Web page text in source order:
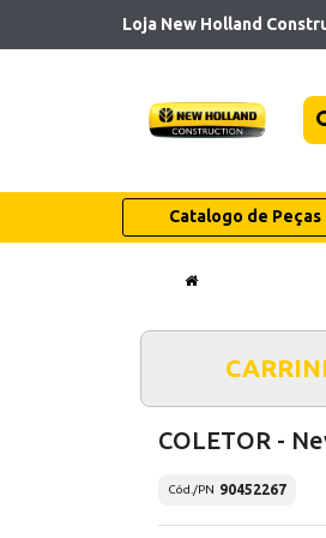
Loja New Holland
Catalogo de Peças
COLETOR -
Cód./PN 90452267